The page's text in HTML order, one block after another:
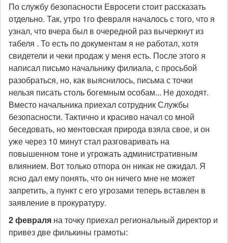
По службу безопасности Евросети стоит рассказать
отдельно. Так, утро 1го февраля началось с того, что я
узнал, что вчера был в очередной раз вычеркнут из
табеля . То есть по документам я не работал, хотя
свидетели и чеки продаж у меня есть. После этого я
написал письмо начальнику филиала, с просьбой
разобраться, но, как выяснилось, письма с точки
нельзя писать столь богемным особам... Не доходят.
Вместо начальника приехал сотрудник Службы
безопасности. Тактично и красиво начал со мной
беседовать, но ментовская природа взяла свое, и он
уже через 10 минут стал разговаривать на
повышенном тоне и угрожать административным
влиянием. Вот только отпора он никак не ожидал. Я
ясно дал ему понять, что он ничего мне не может
запретить, а пункт с его угрозами теперь вставлен в
заявление в прокуратуру.
2 февраля на точку приехал региональный директор и
привез две филькины грамоты: